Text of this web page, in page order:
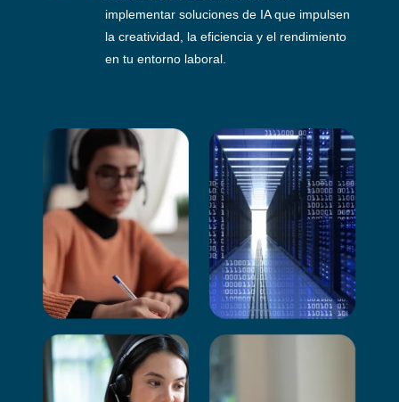
implementar soluciones de IA que impulsen
la creatividad, la eficiencia y el rendimiento
en tu entorno laboral.